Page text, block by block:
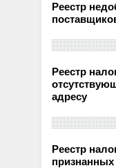
Реестр
Реестр
адресу
Реестр